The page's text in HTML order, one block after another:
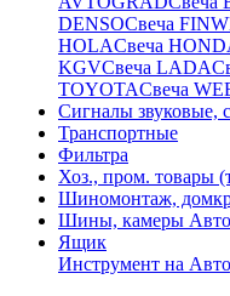
DENSOСвеча
HOLAСвеча
KGVСвеча LADA
TOYOTAСвеча
Сигналы звуковые,
Транспортные
Фильтра
Хоз., пром. товары
Шиномонтаж,
Шины, камеры
Ящик
Инструмент на